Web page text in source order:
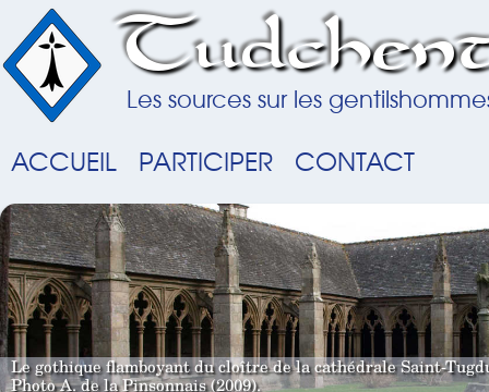
Les sources sur les
ACCUEIL PARTICIPER CONTACT
Le gothique flamboyant du cloître de la cathédrale Saint-
Photo A. de la Pinsonnais (2009).